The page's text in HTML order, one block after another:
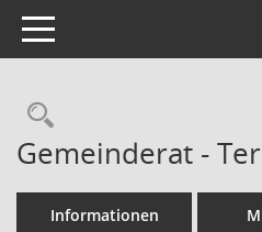
Toggle navigation
Rechercheauswahl
Gemeinderat -
Informationen